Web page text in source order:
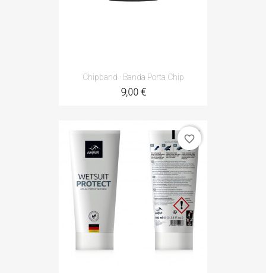
Chipband · Banda Porta Chip
9,00 €
favorite_border